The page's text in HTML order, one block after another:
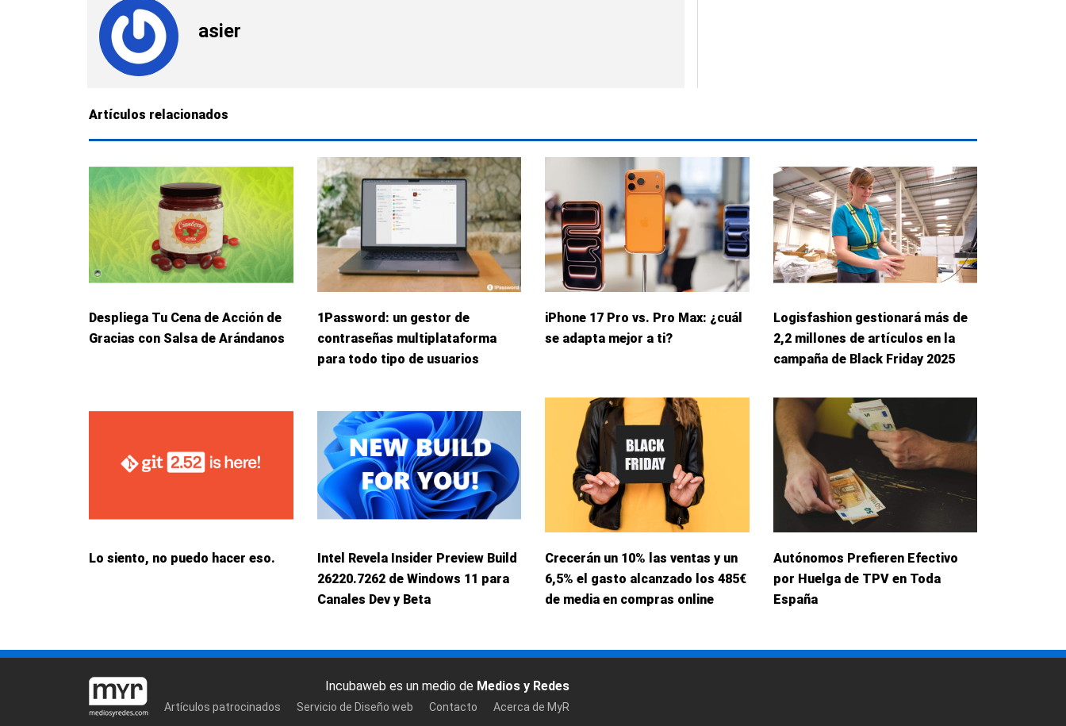
asier
Artículos relacionados
Despliega Tu Cena de Acción de
Gracias con Salsa de Arándanos
1Password: un gestor de
contraseñas multiplataforma
para todo tipo de usuarios
iPhone 17 Pro vs. Pro Max: ¿cuál
se adapta mejor a ti?
Logisfashion gestionará más de
2,2 millones de artículos en la
campaña de Black Friday 2025
Lo siento, no puedo hacer eso.
Intel Revela Insider Preview Build
26220.7262 de Windows 11 para
Canales Dev y Beta
Crecerán un 10% las ventas y un
6,5% el gasto alcanzado los 485€
de media en compras online
Autónomos Prefieren Efectivo
por Huelga de TPV en Toda
España
Incubaweb es un medio de Medios y Redes
Artículos patrocinados Servicio de Diseño web Contacto Acerca de MyR